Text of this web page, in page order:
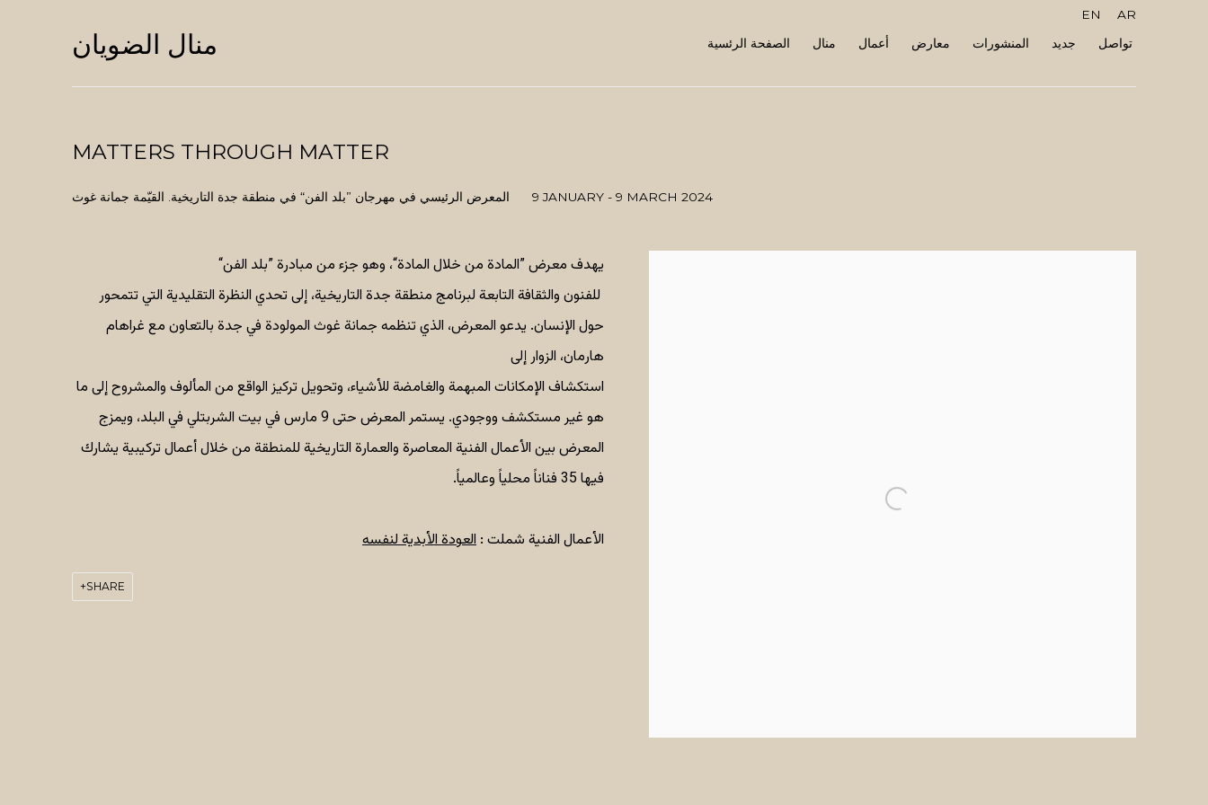
منال الضويان الصفحة الرئسية منال أعمال معارض المنشورات جديد تواصل
EN AR
MATTERS THROUGH MATTER
المعرض الرئيسي في مهرجان ”بلد الفن“ في منطقة جدة التاريخية. القيّمة جمانة غوث 9 JANUARY - 9 MARCH 2024
يهدف معرض ”المادة من خلال المادة“، وهو جزء من مبادرة ”بلد الفن“
للفنون والثقافة التابعة لبرنامج منطقة جدة التاريخية، إلى تحدي النظرة التقليدية التي تتمحور
حول الإنسان. يدعو المعرض، الذي تنظمه جمانة غوث المولودة في جدة بالتعاون مع غراهام
هارمان، الزوار إلى
استكشاف الإمكانات المبهمة والغامضة للأشياء، وتحويل تركيز الواقع من المألوف والمشروح إلى ما
هو غير مستكشف ووجودي. يستمر المعرض حتى 9 مارس في بيت الشربتلي في البلد، ويمزج
المعرض بين الأعمال الفنية المعاصرة والعمارة التاريخية للمنطقة من خلال أعمال تركيبية يشارك
فيها 35 فناناً محلياً وعالمياً.
الأعمال الفنية شملت : العودة الأبدية لنفسه
SHARE